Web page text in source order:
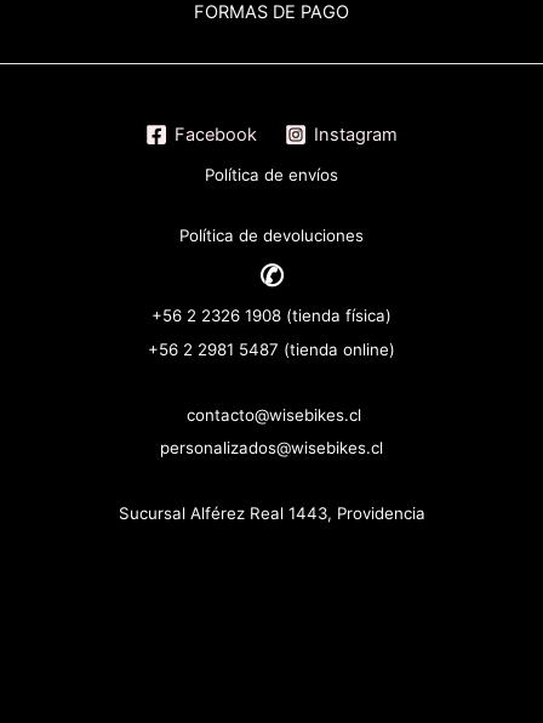
FORMAS DE PAGO
Facebook Instagram
Política de envíos
Política de devoluciones
✆
+56 2 2326 1908 (tienda física)
+56 2 2981 5487 (tienda online)
contacto@wisebikes.cl
personalizados@wisebikes.cl
Sucursal Alférez Real 1443, Providencia